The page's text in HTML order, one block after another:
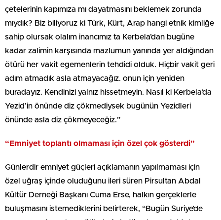
çetelerinin kapımıza mı dayatmasını beklemek zorunda
mıydık? Biz biliyoruz ki Türk, Kürt, Arap hangi etnik kimliğe
sahip olursak olalım inancımız ta Kerbela’dan bugüne
kadar zalimin karşısında mazlumun yanında yer aldığından
ötürü her vakit egemenlerin tehdidi olduk. Hiçbir vakit geri
adım atmadık asla atmayacağız. onun için yeniden
buradayız. Kendinizi yalnız hissetmeyin. Nasıl ki Kerbela’da
Yezid’in önünde diz çökmediysek bugünün Yezidleri
önünde asla diz çökmeyeceğiz.”
“Emniyet toplantı olmaması için özel çok gösterdi”
Günlerdir emniyet güçleri açıklamanın yapılmaması için
özel uğraş içinde oluduğunu ileri süren Pirsultan Abdal
Kültür Derneği Başkanı Cuma Erse, halkın gerçeklerle
buluşmasını istemediklerini belirterek, “Bugün Suriye’de